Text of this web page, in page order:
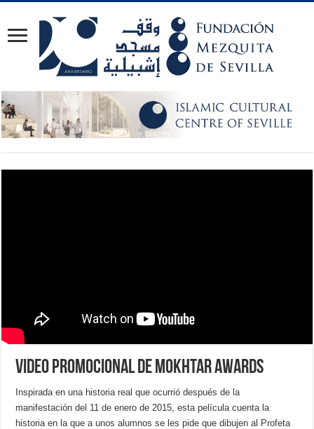
Video promocional de Mokhtar Awards
Inspirada en una historia real que ocurrió después de la
manifestación del 11 de enero de 2015, esta película cuenta la
historia en la que a unos alumnos se les pide que dibujen al Profeta